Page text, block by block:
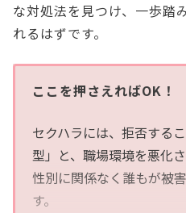
な対処法を見つけ、一歩踏
れるはずです。
ここを押さえればOK！
セクハラには、拒否する
型」と、職場環境を悪化
性別に関係なく誰もが被
す。